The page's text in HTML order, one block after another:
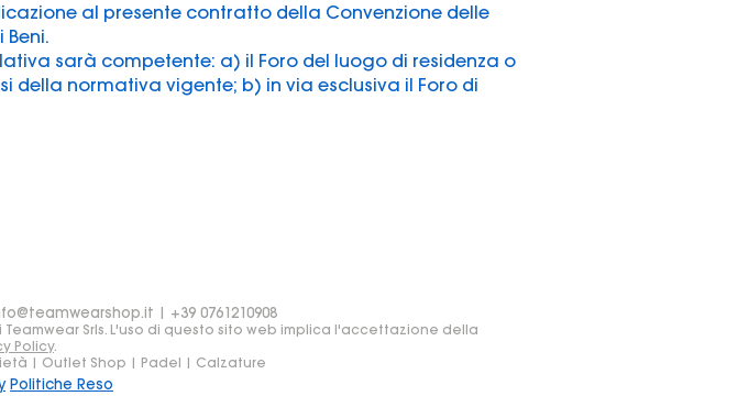
al presente contratto della Convenzione delle
sarà competente: a) il Foro del luogo di residenza o
della normativa vigente; b) in via esclusiva il Foro di
| +39 0761210908
Srls. L'uso di questo sito web implica l'accettazione della
Policy.
| Outlet Shop | Padel | Calzature
Politiche Reso